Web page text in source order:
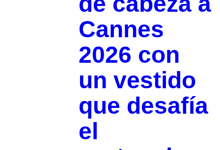
Cannes
2026 con
un vestido
que desafía
el